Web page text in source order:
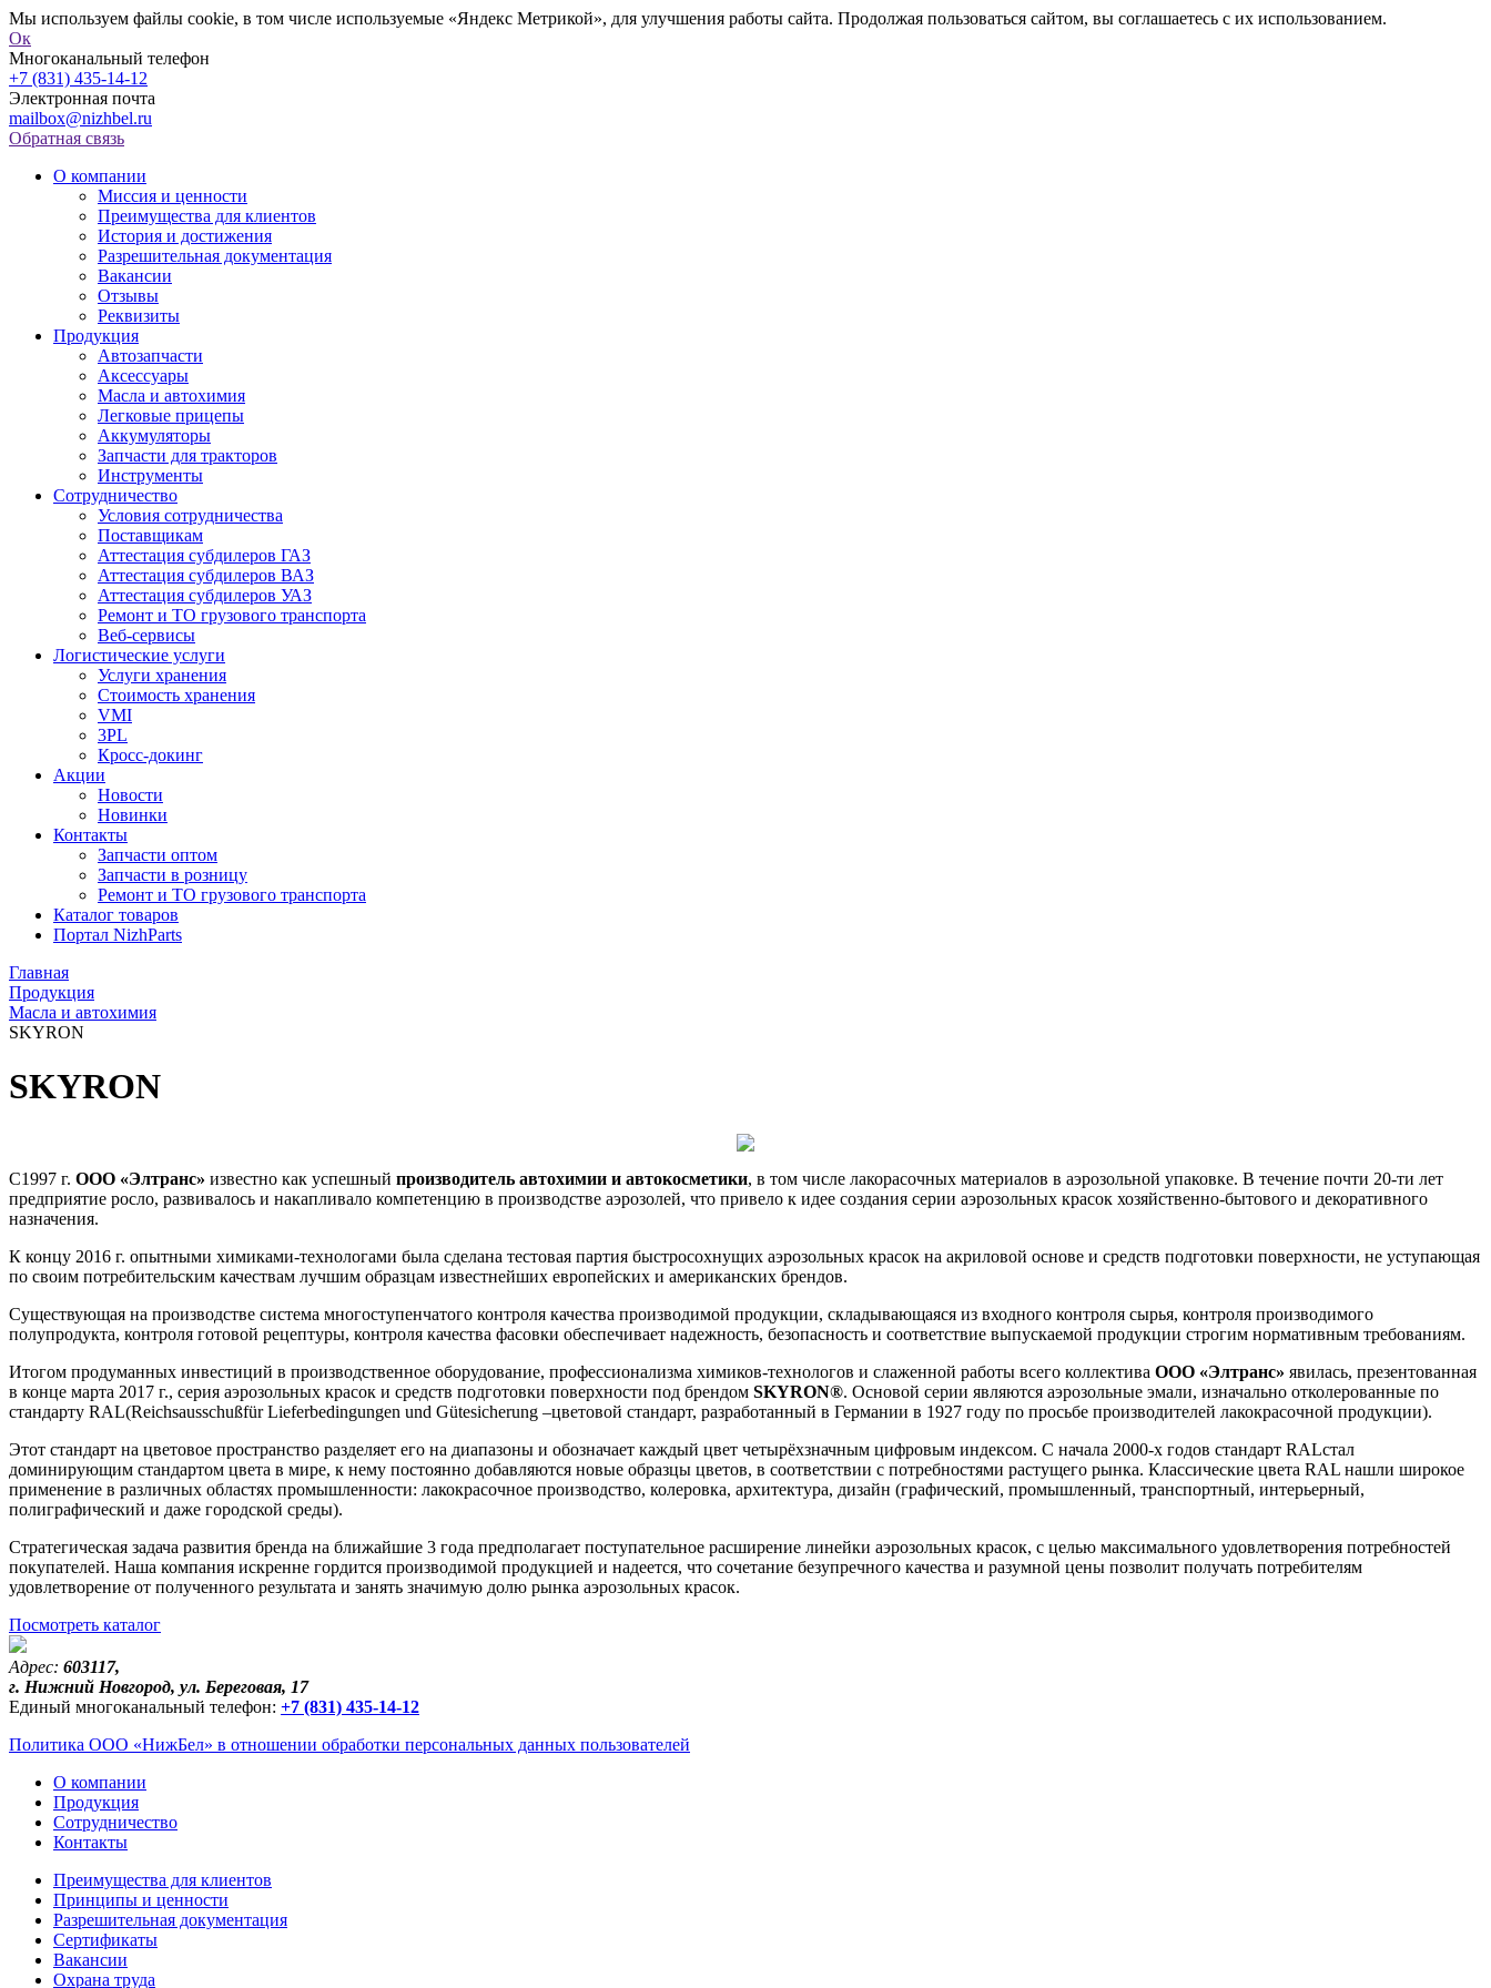
Мы используем файлы cookie, в том числе используемые «Яндекс Метрикой», для улучшения работы сайта. Продолжая пользоваться сайтом, вы соглашаетесь с их использованием.
Ок
Многоканальный телефон
+7 (831) 435-14-12
Электронная почта
mailbox@nizhbel.ru
Обратная связь
О компании
Миссия и ценности
Преимущества для клиентов
История и достижения
Разрешительная документация
Вакансии
Отзывы
Реквизиты
Продукция
Автозапчасти
Аксессуары
Масла и автохимия
Легковые прицепы
Аккумуляторы
Запчасти для тракторов
Инструменты
Сотрудничество
Условия сотрудничества
Поставщикам
Аттестация субдилеров ГАЗ
Аттестация субдилеров ВАЗ
Аттестация субдилеров УАЗ
Ремонт и ТО грузового транспорта
Веб-сервисы
Логистические услуги
Услуги хранения
Стоимость хранения
VMI
3PL
Кросс-докинг
Акции
Новости
Новинки
Контакты
Запчасти оптом
Запчасти в розницу
Ремонт и ТО грузового транспорта
Каталог товаров
Портал NizhParts
Главная
Продукция
Масла и автохимия
SKYRON
SKYRON
C1997 г. ООО «Элтранс» известно как успешный производитель автохимии и автокосметики, в том числе лакорасочных материалов в аэрозольной упаковке. В течение почти 20-ти лет
предприятие росло, развивалось и накапливало компетенцию в производстве аэрозолей, что привело к идее создания серии аэрозольных красок хозяйственно-бытового и декоративного
назначения.
К концу 2016 г. опытными химиками-технологами была сделана тестовая партия быстросохнущих аэрозольных красок на акриловой основе и средств подготовки поверхности, не уступающая
по своим потребительским качествам лучшим образцам известнейших европейских и американских брендов.
Существующая на производстве система многоступенчатого контроля качества производимой продукции, складывающаяся из входного контроля сырья, контроля производимого
полупродукта, контроля готовой рецептуры, контроля качества фасовки обеспечивает надежность, безопасность и соответствие выпускаемой продукции строгим нормативным требованиям.
Итогом продуманных инвестиций в производственное оборудование, профессионализма химиков-технологов и слаженной работы всего коллектива ООО «Элтранс» явилась, презентованная
в конце марта 2017 г., серия аэрозольных красок и средств подготовки поверхности под брендом SKYRON®. Основой серии являются аэрозольные эмали, изначально отколерованные по
стандарту RAL(Reichsausschußfür Lieferbedingungen und Gütesicherung –цветовой стандарт, разработанный в Германии в 1927 году по просьбе производителей лакокрасочной продукции).
Этот стандарт на цветовое пространство разделяет его на диапазоны и обозначает каждый цвет четырёхзначным цифровым индексом. С начала 2000-х годов стандарт RALстал
доминирующим стандартом цвета в мире, к нему постоянно добавляются новые образцы цветов, в соответствии с потребностями растущего рынка. Классические цвета RAL нашли широкое
применение в различных областях промышленности: лакокрасочное производство, колеровка, архитектура, дизайн (графический, промышленный, транспортный, интерьерный,
полиграфический и даже городской среды).
Стратегическая задача развития бренда на ближайшие 3 года предполагает поступательное расширение линейки аэрозольных красок, с целью максимального удовлетворения потребностей
покупателей. Наша компания искренне гордится производимой продукцией и надеется, что сочетание безупречного качества и разумной цены позволит получать потребителям
удовлетворение от полученного результата и занять значимую долю рынка аэрозольных красок.
Посмотреть каталог
Адрес: 603117,
г. Нижний Новгород, ул. Береговая, 17
Единый многоканальный телефон: +7 (831) 435-14-12
Политика ООО «НижБел» в отношении обработки персональных данных пользователей
О компании
Продукция
Сотрудничество
Контакты
Преимущества для клиентов
Принципы и ценности
Разрешительная документация
Сертификаты
Вакансии
Охрана труда